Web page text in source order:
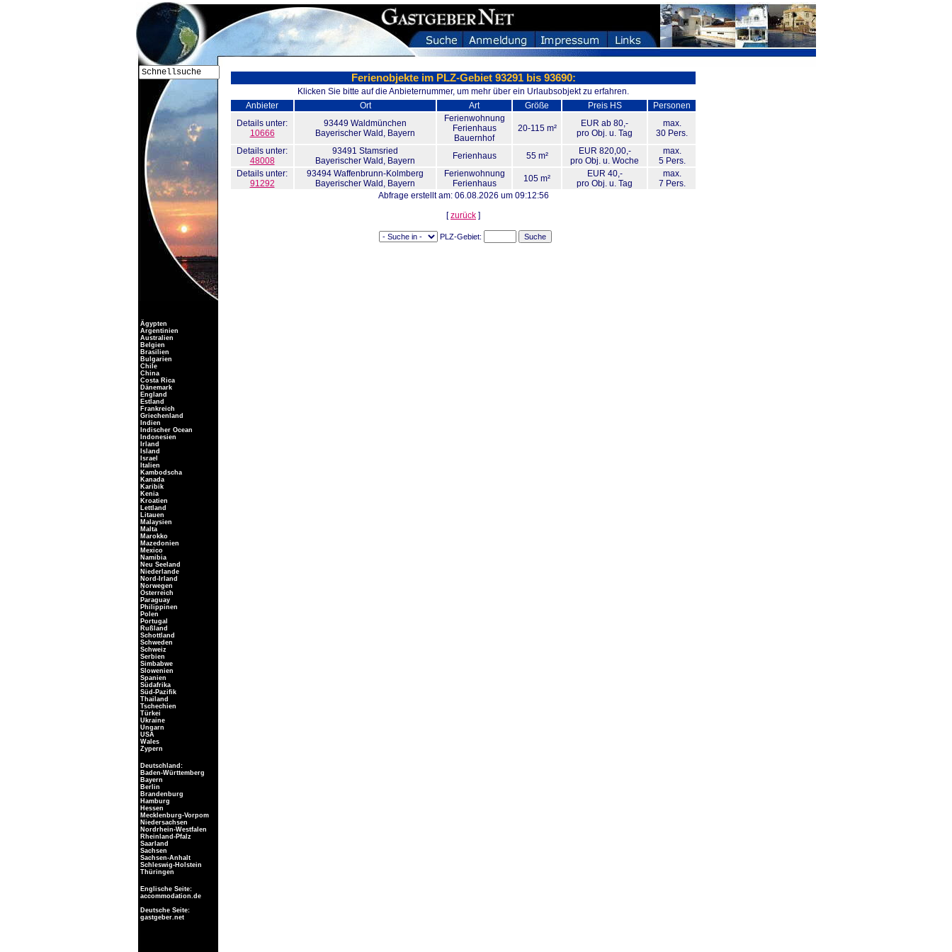
Ferienobjekte im PLZ-Gebiet 93291 bis 93690:
Klicken Sie bitte auf die Anbieternummer, um mehr über ein Urlaubsobjekt zu erfahren.
Anbieter
Ort Art Größe Preis HS
Personen
Details unter:
10666
93449 Waldmünchen
Bayerischer Wald, Bayern
Ferienwohnung
Ferienhaus
Bauernhof
20-115 m²
EUR ab 80,-
pro Obj. u. Tag
max.
30 Pers.
Details unter:
48008
93491 Stamsried
Bayerischer Wald, Bayern
Ferienhaus 55 m²
EUR 820,00,-
pro Obj. u. Woche
max.
5 Pers.
Details unter:
91292
93494 Waffenbrunn-Kolmberg
Bayerischer Wald, Bayern
Ferienwohnung
Ferienhaus
105 m²
EUR 40,-
pro Obj. u. Tag
max.
7 Pers.
Abfrage erstellt am: 06.08.2026 um 09:12:56
[zurück ]
PLZ-Gebiet:
Ägypten
Argentinien
Australien
Belgien
Brasilien
Bulgarien
Chile
China
Costa Rica
Dänemark
England
Estland
Frankreich
Griechenland
Indien
Indischer Ocean
Indonesien
Irland
Island
Israel
Italien
Kambodscha
Kanada
Karibik
Kenia
Kroatien
Lettland
Litauen
Malaysien
Malta
Marokko
Mazedonien
Mexico
Namibia
Neu Seeland
Niederlande
Nord-Irland
Norwegen
Österreich
Paraguay
Philippinen
Polen
Portugal
Rußland
Schottland
Schweden
Schweiz
Serbien
Simbabwe
Slowenien
Spanien
Südafrika
Süd-Pazifik
Thailand
Tschechien
Türkei
Ukraine
Ungarn
USA
Wales
Zypern
Deutschland:
Baden-Württemberg
Bayern
Berlin
Brandenburg
Hamburg
Hessen
Mecklenburg-Vorpom
Niedersachsen
Nordrhein-Westfalen
Rheinland-Pfalz
Saarland
Sachsen
Sachsen-Anhalt
Schleswig-Holstein
Thüringen
Englische Seite:
accommodation.de
Deutsche Seite:
gastgeber.net